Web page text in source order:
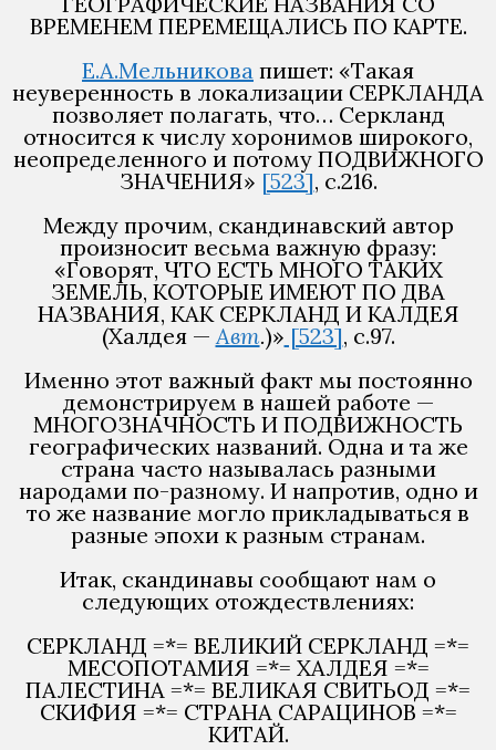
ВРЕМЕНЕМ ПЕРЕМЕЩАЛИСЬ ПО КАРТЕ.
Е.А.Мельникова пишет: «Такая
неуверенность в локализации СЕРКЛАНДА
позволяет полагать, что… Серкланд
относится к числу хоронимов широкого,
неопределенного и потому ПОДВИЖНОГО
ЗНАЧЕНИЯ» [523], с.216.
Между прочим, скандинавский автор
произносит весьма важную фразу:
«Говорят, ЧТО ЕСТЬ МНОГО ТАКИХ
ЗЕМЕЛЬ, КОТОРЫЕ ИМЕЮТ ПО ДВА
НАЗВАНИЯ, КАК СЕРКЛАНД И КАЛДЕЯ
(Халдея —Авт.)» [523], с.97.
Именно этот важный факт мы постоянно
демонстрируем в нашей работе —
МНОГОЗНАЧНОСТЬ И ПОДВИЖНОСТЬ
географических названий. Одна и та же
страна часто называлась разными
народами по-разному. И напротив, одно и
то же название могло прикладываться в
разные эпохи к разным странам.
Итак, скандинавы сообщают нам о
следующих отождествлениях:
СЕРКЛАНД =*= ВЕЛИКИЙ СЕРКЛАНД =*=
МЕСОПОТАМИЯ =*= ХАЛДЕЯ =*=
ПАЛЕСТИНА =*= ВЕЛИКАЯ СВИТЬОД =*=
СКИФИЯ =*= СТРАНА САРАЦИНОВ =*=
КИТАЙ.